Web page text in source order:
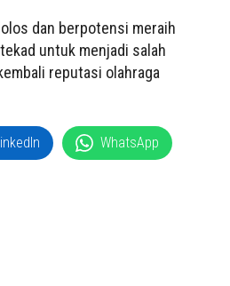
dan berpotensi meraih
untuk menjadi salah
reputasi olahraga
WhatsApp